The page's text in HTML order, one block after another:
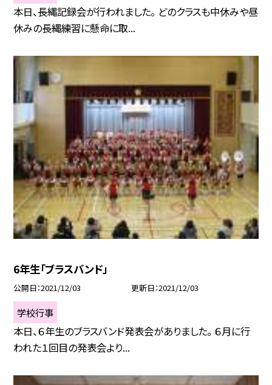
本日、長縄記録会が行われました。 どのクラスも中休みや昼
休みの長縄練習に懸命に取...
6年生「ブラスバンド」
公開日 2021/12/03 更新日 2021/12/03
学校行事
本日、６年生のブラスバンド発表会がありました。 ６月に行
われた１回目の発表会より...